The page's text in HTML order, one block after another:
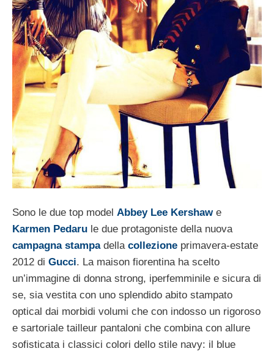
Sono le due top model Abbey Lee Kershawe
Karmen Pedaru le due protagoniste della nuova
campagna stampadella collezione primavera-estate
2012 di Gucci. La maison fiorentina ha scelto
un’immagine di donna strong, iperfemminile e sicura di
se, sia vestita con uno splendido abito stampato
optical dai morbidi volumi che con indosso un rigoroso
e sartoriale tailleur pantaloni che combina con allure
sofisticata i classici colori dello stile navy: il blue